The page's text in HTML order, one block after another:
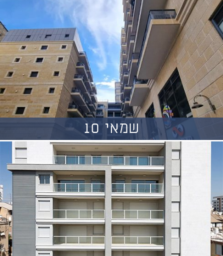
שמאי 10